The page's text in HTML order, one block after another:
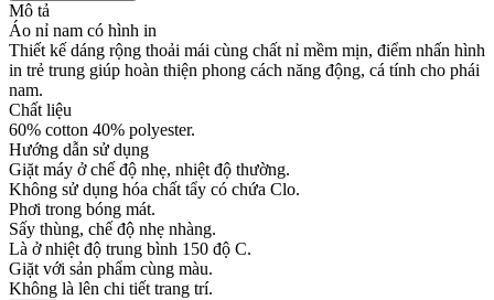
Mô tả
Áo nỉ nam có hình in
Thiết kế dáng rộng thoải mái cùng chất nỉ mềm mịn, điểm nhấn hình
in trẻ trung giúp hoàn thiện phong cách năng động, cá tính cho phái
nam.
Chất liệu
60% cotton 40% polyester.
Hướng dẫn sử dụng
Giặt máy ở chế độ nhẹ, nhiệt độ thường.
Không sử dụng hóa chất tẩy có chứa Clo.
Phơi trong bóng mát.
Sấy thùng, chế độ nhẹ nhàng.
Là ở nhiệt độ trung bình 150 độ C.
Giặt với sản phẩm cùng màu.
Không là lên chi tiết trang trí.